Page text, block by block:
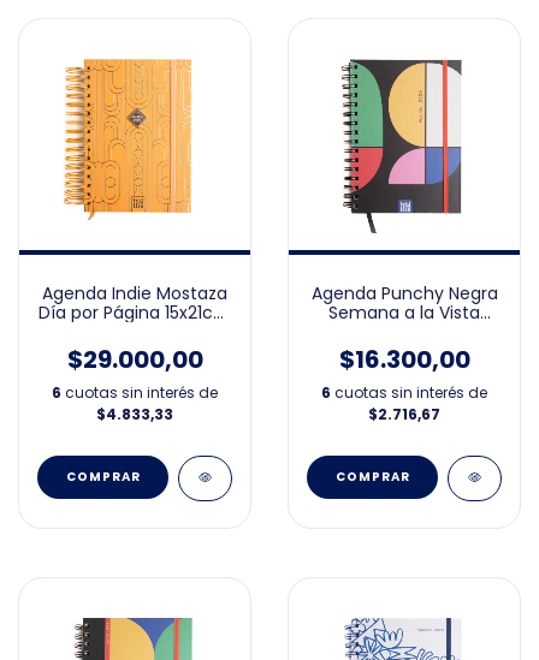
Agenda Indie Mostaza
Día por Página 15x21cm
$29.000,00
6 cuotas sin interés de
$4.833,33
Agenda Punchy Negra
Semana a la Vista
$16.300,00
6 cuotas sin interés de
$2.716,67